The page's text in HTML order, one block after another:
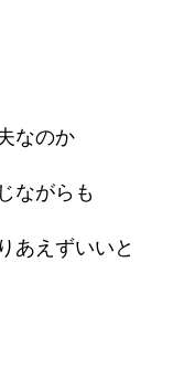
なのか
ながらも
あえずいいと